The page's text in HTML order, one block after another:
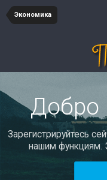
Экономика
Добро
Зарегистрируйтесь
нашим функциям.